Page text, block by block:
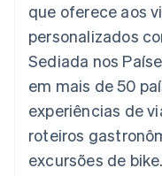
Otimizações
de aceitação
Checkout
acelerado
Connections
Dados de
vinculadas
e
Blog
Fale
Seja
que oferece aos
personalizados
Sediada nos
em mais de 50
experiências de
roteiros
excursões de bike.